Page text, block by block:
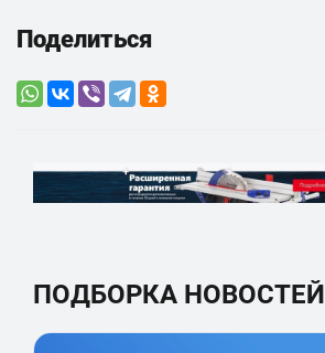
Поделиться
ПОДБОРКА НОВОСТЕЙ